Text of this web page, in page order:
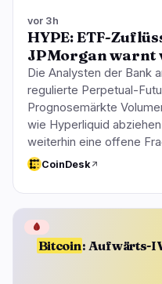
vor 3h
HYPE: ETF-
JPMorgan
Die Analysten der Bank
regulierte Perpetual-
Prognosemärkte
wie Hyperliquid
weiterhin eine offene
CoinDesk
Bitcoin: Aufwärts-
🩸